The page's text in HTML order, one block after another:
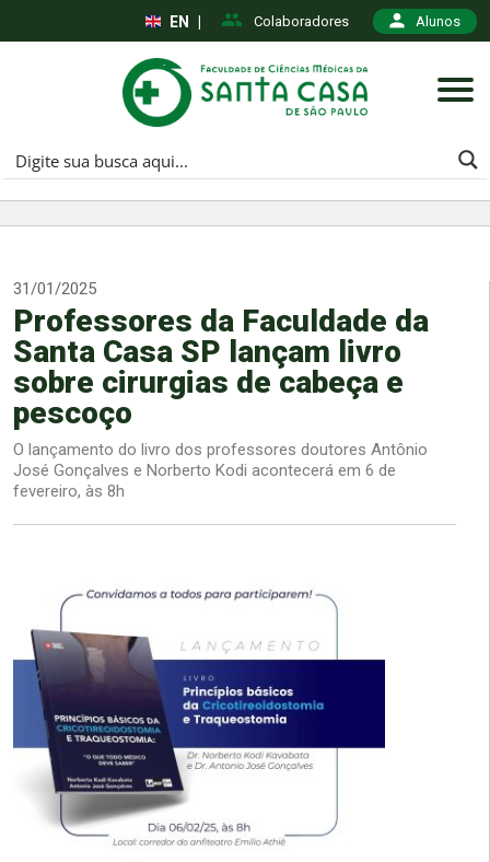
Colaboradores Alunos
EN
31/01/2025
Professores da Faculdade da
Santa Casa SP lançam livro
sobre cirurgias de cabeça e
pescoço
O lançamento do livro dos professores doutores Antônio
José Gonçalves e Norberto Kodi acontecerá em 6 de
fevereiro, às 8h